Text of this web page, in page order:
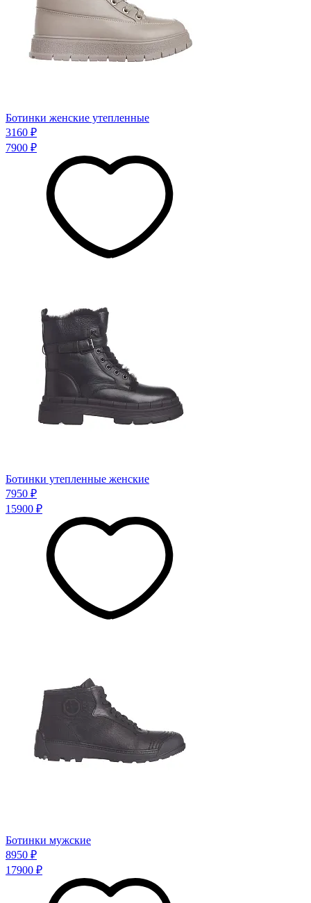
Ботинки женские утепленные
3160 ₽
7900 ₽
Ботинки утепленные женские
7950 ₽
15900 ₽
Ботинки мужские
8950 ₽
17900 ₽